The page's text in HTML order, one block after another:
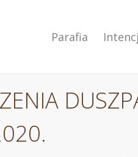
Parafia